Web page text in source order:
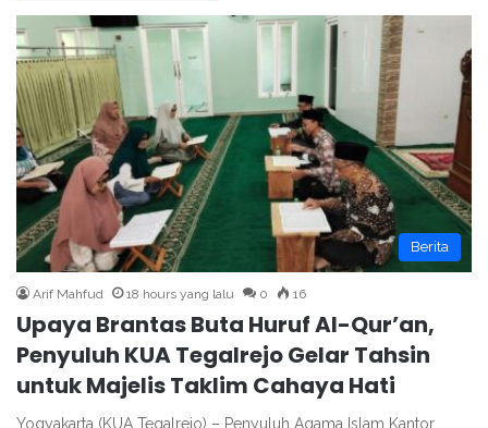
Berita
Arif Mahfud 18 hours yang lalu 0 16
Upaya Brantas Buta Huruf Al-Qur’an,
Penyuluh KUA Tegalrejo Gelar Tahsin
untuk Majelis Taklim Cahaya Hati
Yogyakarta (KUA Tegalrejo) – Penyuluh Agama Islam Kantor